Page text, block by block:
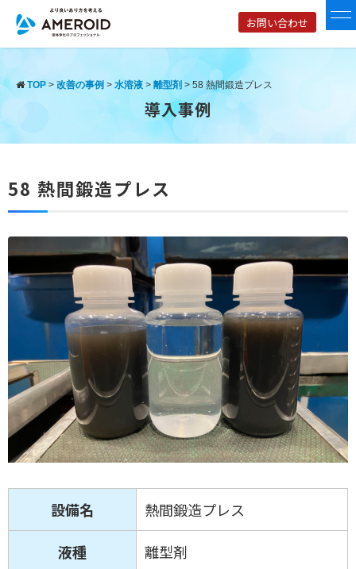
お問い合わせ
TOP > 改善の事例 > 水溶液 > 離型剤 > 58 熱間鍛造プレス
導入事例
58 熱間鍛造プレス
設備名 熱間鍛造プレス
液種 離型剤